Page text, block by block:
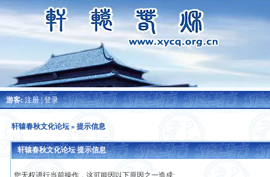
游客:注册|登录
轩辕春秋文化论坛» 提示信息
轩辕春秋文化论坛 提示信息
您无权进行当前操作，这可能因以下原因之一造成: